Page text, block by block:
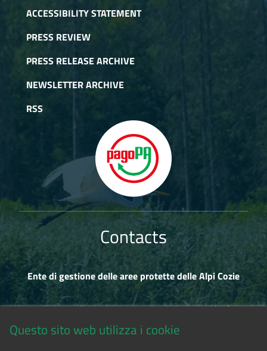
ACCESSIBILITY STATEMENT
PRESS REVIEW
PRESS RELEASE ARCHIVE
NEWSLETTER ARCHIVE
RSS
Contacts
Ente di gestione delle aree protette delle Alpi Cozie
Via Fransuà Fontan, 1 - 10050 Salbertrand (TO)
Questo sito web utilizza i cookie